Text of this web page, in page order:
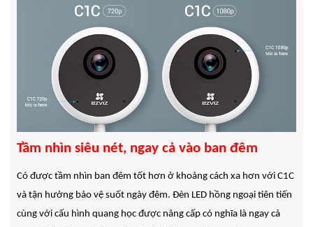
Tầm nhìn siêu nét, ngay cả vào ban đêm
Có được tầm nhìn ban đêm tốt hơn ở khoảng cách xa hơn với C1C
và tận hưởng bảo vệ suốt ngày đêm. Đèn LED hồng ngoại tiên tiến
cùng với cấu hình quang học được nâng cấp có nghĩa là ngay cả